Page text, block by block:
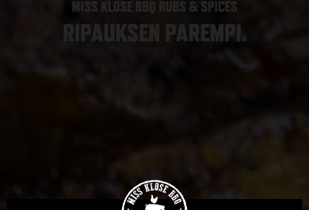
MISS KLOSE BBQ RUBS & SPICES
RIPAUKSEN PAREMPI.